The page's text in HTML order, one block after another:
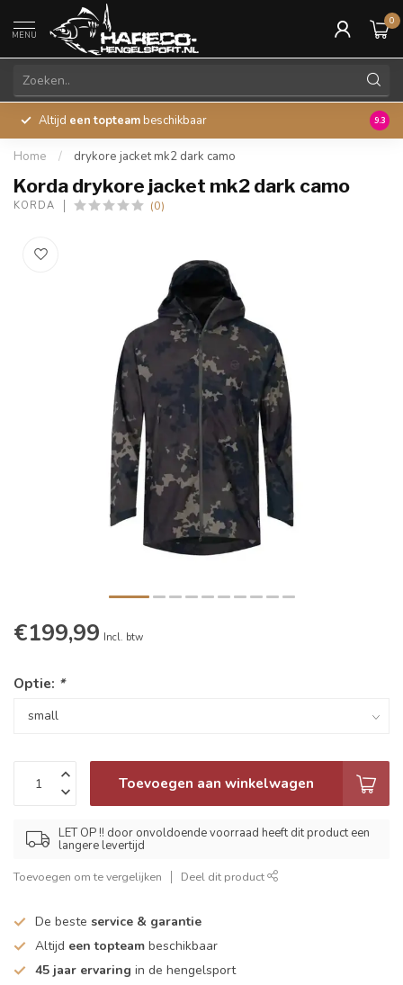
MENU
0
Altijd een topteam beschikbaar 45
9.3
Home / drykore jacket mk2 dark camo
Korda drykore jacket mk2 dark camo
KORDA (0)
€199,99 Incl. btw
Optie: *
Toevoegen aan winkelwagen
LET OP !! door onvoldoende voorraad heeft dit product een
langere levertijd
Toevoegen om te vergelijken Deel dit product
De beste service & garantie
Altijd een topteam beschikbaar
45 jaar ervaring in de hengelsport